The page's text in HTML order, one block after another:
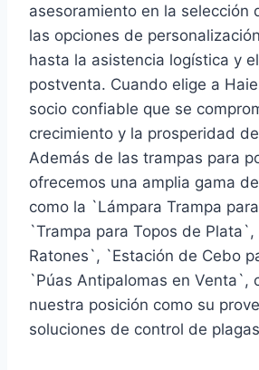
asesoramiento en la selección
las opciones de
hasta la asistencia logística y
postventa. Cuando elige a
socio confiable que se
crecimiento y la prosperidad
Además de las trampas para
ofrecemos una amplia gama
como la `Lámpara Trampa
`Trampa para Topos de
Ratones`, `Estación de Cebo
`Púas Antipalomas en Venta`,
nuestra posición como su
soluciones de control de